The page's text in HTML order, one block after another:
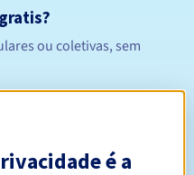
ou coletivas, sem
Entre 1 e 10 anos
é a